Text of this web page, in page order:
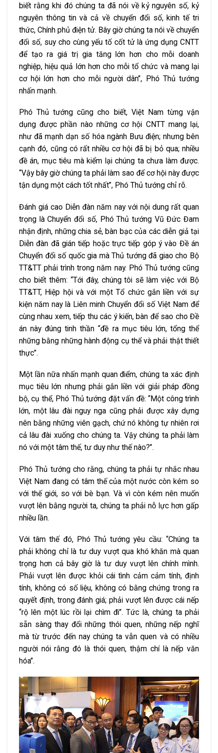
biết rằng khi đó chúng ta đã nói về kỷ nguyên số, kỷ
nguyên thông tin và cả về chuyển đổi số, kinh tế tri
thức, Chính phủ điện tử. Bây giờ chúng ta nói về chuyển
đổi số, suy cho cùng yếu tố cốt tử là ứng dụng CNTT
để tạo ra giá trị gia tăng lớn hơn cho mỗi doanh
nghiệp, hiệu quả lớn hơn cho mỗi tổ chức và mang lại
cơ hội lớn hơn cho mỗi người dân”, Phó Thủ tướng
nhấn mạnh.
Phó Thủ tướng cũng cho biết, Việt Nam từng vận
dụng được phần nào những cơ hội CNTT mang lại,
như đã mạnh dạn số hóa ngành Bưu điện; nhưng bên
cạnh đó, cũng có rất nhiều cơ hội đã bị bỏ qua; nhiều
đề án, mục tiêu mà kiểm lại chúng ta chưa làm được.
“Vậy bây giờ chúng ta phải làm sao để cơ hội này được
tận dụng một cách tốt nhất”, Phó Thủ tướng chỉ rõ.
Đánh giá cao Diễn đàn năm nay với nội dung rất quan
trọng là Chuyển đổi số, Phó Thủ tướng Vũ Đức Đam
nhận định, những chia sẻ, bàn bạc của các diễn giả tại
Diễn đàn đã gián tiếp hoặc trực tiếp góp ý vào Đề án
Chuyển đổi số quốc gia mà Thủ tướng đã giao cho Bộ
TT&TT phải trình trong năm nay. Phó Thủ tướng cũng
cho biết thêm: “Tới đây, chúng tôi sẽ làm việc với Bộ
TT&TT, Hiệp hội và với một Tổ chức gắn liền với sự
kiện năm nay là Liên minh Chuyển đổi số Việt Nam để
cùng nhau xem, tiếp thu các ý kiến, bàn để sao cho Đề
án này đúng tinh thần “đề ra mục tiêu lớn, tổng thể
những bằng những hành động cụ thể và phải thật thiết
thực”.
Một lần nữa nhấn mạnh quan điểm, chúng ta xác định
mục tiêu lớn nhưng phải gắn liền với giải pháp đồng
bộ, cụ thể, Phó Thủ tướng đặt vấn đề: “Một công trình
lớn, một lâu đài nguy nga cũng phải được xây dựng
nên bằng những viên gạch, chứ nó không tự nhiên rơi
cả lâu đài xuống cho chúng ta. Vậy chúng ta phải làm
nó với một tâm thế, tư duy như thế nào?”.
Phó Thủ tướng cho rằng, chúng ta phải tự nhắc nhau
Việt Nam đang có tâm thế của một nước còn kém so
với thế giới, so với bè bạn. Và vì còn kém nên muốn
vượt lên bằng người ta, chúng ta phải nỗ lực hơn gấp
nhiều lần.
Với tâm thế đó, Phó Thủ tướng yêu cầu: “Chúng ta
phải không chỉ là tư duy vượt qua khó khăn mà quan
trọng hơn cả bây giờ là tư duy vượt lên chính mình.
Phải vượt lên được khỏi cái tình cảm cảm tính, định
tính, không có số liệu, không có bằng chứng trong ra
quyết định, trong đánh giá; phải vượt lên được cái nếp
“rộ lên một lúc rồi lại chìm đi”. Tức là, chúng ta phải
sẵn sàng thay đổi những thói quen, những nếp nghĩ
mà từ trước đến nay chúng ta vẫn quen và có nhiều
người nói rằng đó là thói quen, thậm chí là nếp văn
hóa”.